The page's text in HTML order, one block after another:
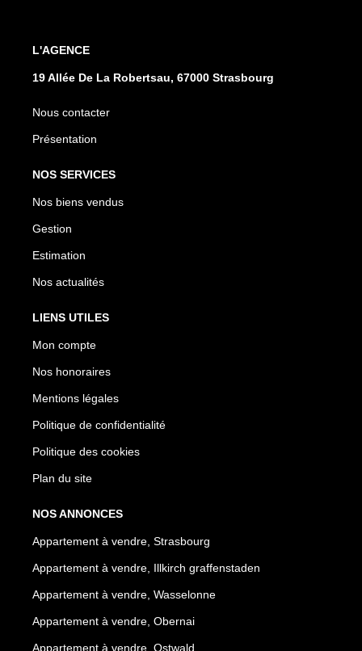
L'AGENCE
19 Allée De La Robertsau, 67000 Strasbourg
Nous contacter
Présentation
NOS SERVICES
Nos biens vendus
Gestion
Estimation
Nos actualités
LIENS UTILES
Mon compte
Nos honoraires
Mentions légales
Politique de confidentialité
Politique des cookies
Plan du site
NOS ANNONCES
Appartement à vendre, Strasbourg
Appartement à vendre, Illkirch graffenstaden
Appartement à vendre, Wasselonne
Appartement à vendre, Obernai
Appartement à vendre, Ostwald